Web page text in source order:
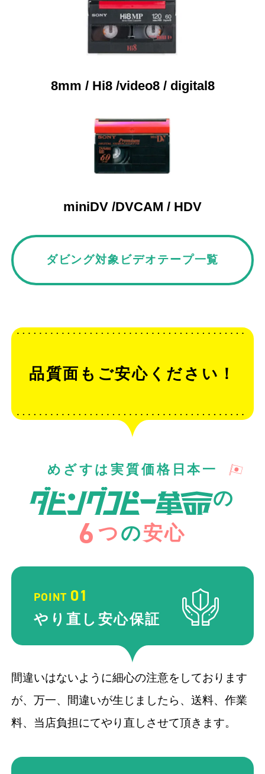
8mm / Hi8 /video8 / digital8
miniDV /DVCAM / HDV
ダビング対象ビデオテープ一覧
品質面もご安心ください！
めざすは実質価格日本一
の
6 つの安心
POINT 01
やり直し 安心保証
間違いはないように細心の注意をしております
が、万一、間違いが生じましたら、送料、作業
料、当店負担にてやり直しさせて頂きます。